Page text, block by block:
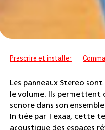
Prescrire et installer
Les panneaux Stereo
le volume. Ils
sonore dans son
Initiée par Texaa, cette
acoustique des espaces